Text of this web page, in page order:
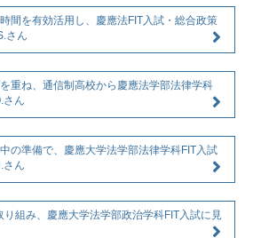
間を有効活用し、慶應法FIT入試・総合政策
さん
重ね、通信制高校から慶應法学部法律学科
さん
の準備で、慶應大学法学部法律学科FIT入試
さん
り組み、慶應大学法学部政治学科FIT入試に見